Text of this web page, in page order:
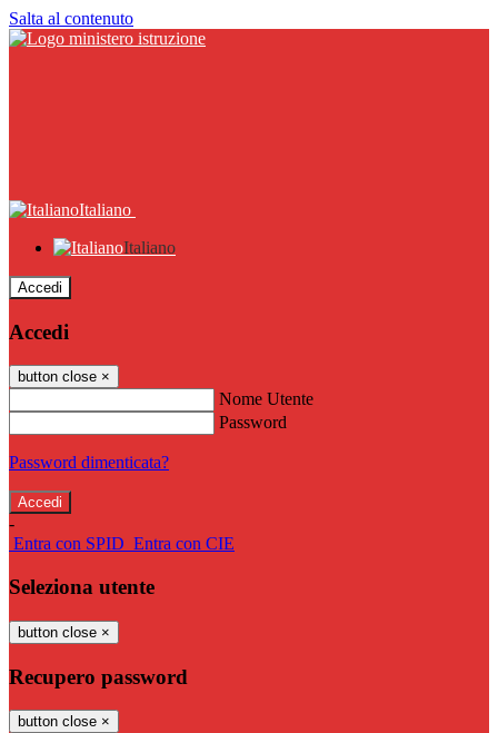
Salta al contenuto
Italiano
Italiano
Accedi
Accedi
button close ×
Nome Utente
Password
Password dimenticata?
-
Entra con SPID Entra con CIE
Seleziona utente
button close ×
Recupero password
button close ×